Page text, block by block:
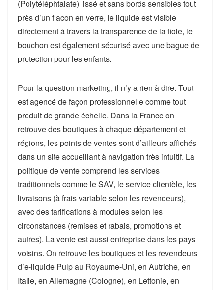
(Polytéléphtalate) lissé et sans bords sensibles tout
près d’un flacon en verre, le liquide est visible
directement à travers la transparence de la fiole, le
bouchon est également sécurisé avec une bague de
protection pour les enfants.
Pour la question marketing, il n’y a rien à dire. Tout
est agencé de façon professionnelle comme tout
produit de grande échelle. Dans la France on
retrouve des boutiques à chaque département et
régions, les points de ventes sont d’ailleurs affichés
dans un site accueillant à navigation très intuitif. La
politique de vente comprend les services
traditionnels comme le SAV, le service clientèle, les
livraisons (à frais variable selon les revendeurs),
avec des tarifications à modules selon les
circonstances (remises et rabais, promotions et
autres). La vente est aussi entreprise dans les pays
voisins. On retrouve les boutiques et les revendeurs
d’e-liquide Pulp au Royaume-Uni, en Autriche, en
Italie, en Allemagne (Cologne), en Lettonie, en